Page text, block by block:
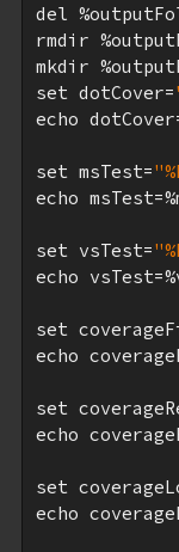
del
rmdir
mkdir
set dotCover=
echo
set msTest=
echo
set vsTest=
echo
set
echo
set
echo
set
echo